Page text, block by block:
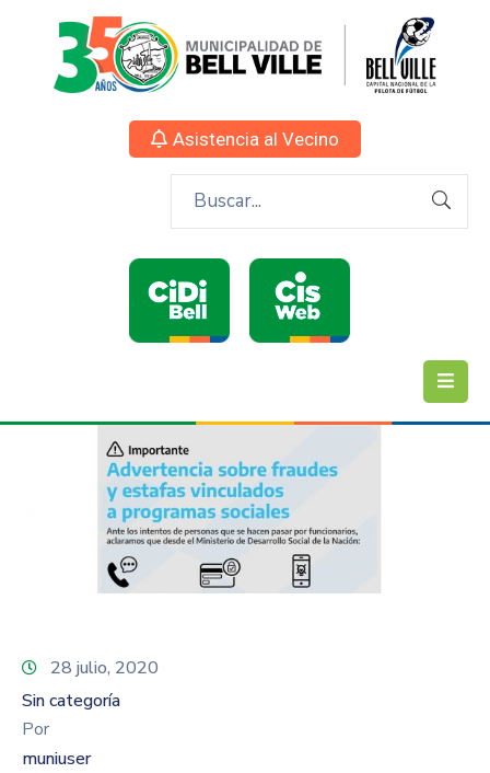
Asistencia al Vecino
28 julio, 2020
Sin categoría
Por
muniuser